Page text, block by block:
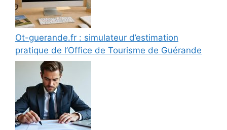
Ot-guerande.fr : simulateur d’estimation
pratique de l’Office de Tourisme de Guérande